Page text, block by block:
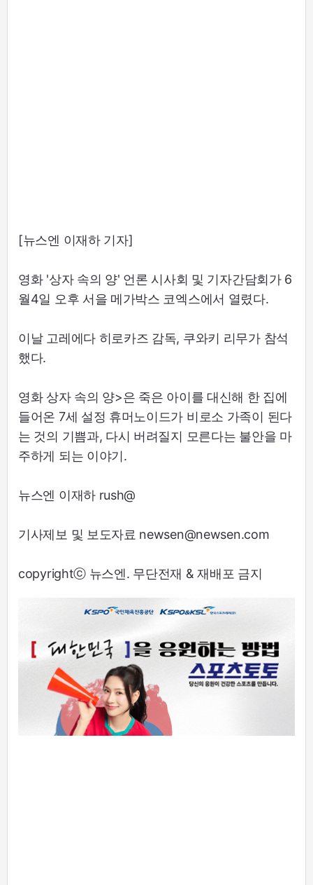
[뉴스엔 이재하 기자]
영화 '상자 속의 양' 언론 시사회 및 기자간담회가 6
월4일 오후 서을 메가박스 코엑스에서 열렸다.
이날 고레에다 히로카즈 감독, 쿠와키 리무가 참석
했다.
영화 상자 속의 양>은 죽은 아이를 대신해 한 집에
들어온 7세 설정 휴머노이드가 비로소 가족이 된다
는 것의 기쁨과, 다시 버려질지 모른다는 불안을 마
주하게 되는 이야기.
뉴스엔 이재하 rush@
기사제보 및 보도자료 newsen@newsen.com
copyrightⓒ 뉴스엔. 무단전재 & 재배포 금지